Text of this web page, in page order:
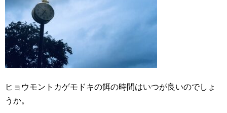
ヒョウモントカゲモドキの餌の時間はいつが良いのでしょ
うか。